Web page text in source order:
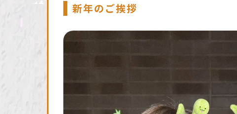
新年のご挨拶